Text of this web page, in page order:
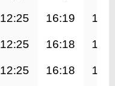
12:25 16:19
12:25 16:18
12:25 16:18